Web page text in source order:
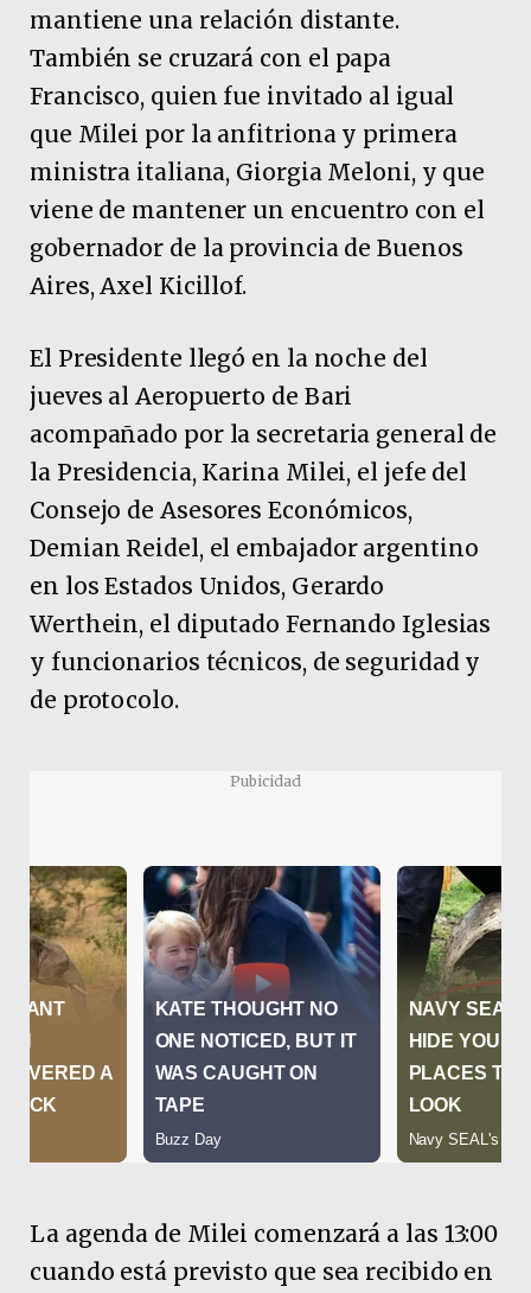
mantiene una relación distante.
También se cruzará con el papa
Francisco, quien fue invitado al igual
que Milei por la anfitriona y primera
ministra italiana, Giorgia Meloni, y que
viene de mantener un encuentro con el
gobernador de la provincia de Buenos
Aires, Axel Kicillof.
El Presidente llegó en la noche del
jueves al Aeropuerto de Bari
acompañado por la secretaria general de
la Presidencia, Karina Milei, el jefe del
Consejo de Asesores Económicos,
Demian Reidel, el embajador argentino
en los Estados Unidos, Gerardo
Werthein, el diputado Fernando Iglesias
y funcionarios técnicos, de seguridad y
de protocolo.
Pubicidad
La agenda de Milei comenzará a las 13:00
cuando está previsto que sea recibido en